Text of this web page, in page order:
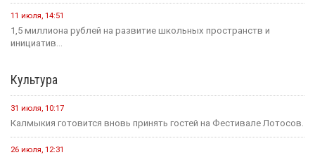
11 июля, 14:51
1,5 миллиона рублей на развитие школьных пространств и
инициатив...
Культура
31 июля, 10:17
Калмыкия готовится вновь принять гостей на Фестивале Лотосов.
26 июля, 12:31